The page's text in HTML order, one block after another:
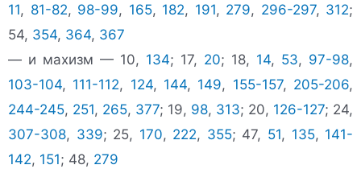
11, 81-82, 98-99, 165, 182, 191, 279, 296-297, 312;
54, 354, 364, 367
— и махизм — 10, 134; 17, 20; 18, 14, 53, 97-98,
103-104, 111-112, 124, 144, 149, 155-157, 205-206,
244-245, 251, 265, 377; 19, 98, 313; 20, 126-127; 24,
307-308, 339; 25, 170, 222, 355; 47, 51, 135, 141-
142, 151; 48, 279